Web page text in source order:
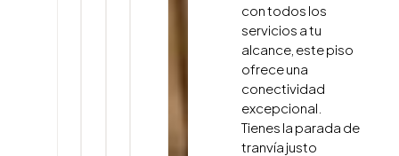
con todos los
servicios a tu
alcance, este piso
ofrece una
conectividad
excepcional.
Tienes la parada de
tranvía justo